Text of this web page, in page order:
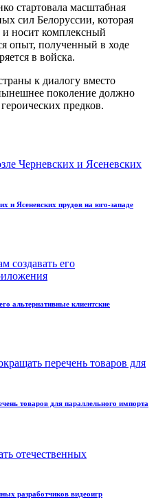
стартовала масштабная
сил Белоруссии, которая
и носит комплексный
опыт, полученный в ходе
в войска.
к диалогу вместо
поколение должно
предков.
и Ясеневских прудов на юго-западе
альтернативные клиентские
товаров для параллельного импорта
разработчиков видеоигр